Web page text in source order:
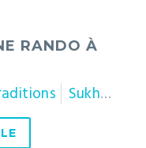
RANDO À
Sukhothai